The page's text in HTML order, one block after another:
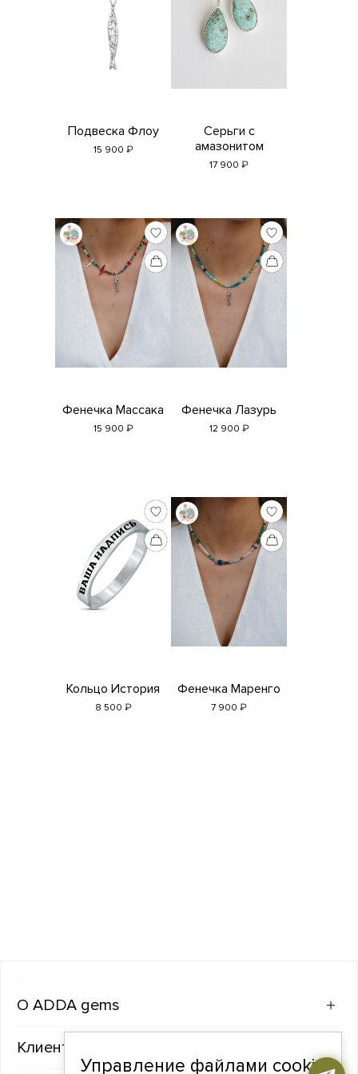
Подвеска Флоу
15 900 ₽
Серьги с
амазонитом
17 900 ₽
Фенечка Массака
15 900 ₽
Фенечка Лазурь
12 900 ₽
Кольцо История
8 500 ₽
Фенечка Маренго
7 900 ₽
ADDA gems
Клиентам
Управление файлами cookie